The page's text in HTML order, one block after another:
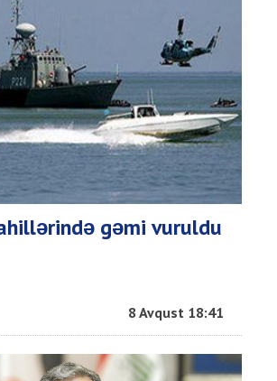
gəmi vuruldu
8 Avqust 18:41